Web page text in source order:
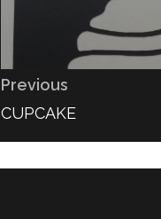
Previous
PREVIOUS
CUPCAKE